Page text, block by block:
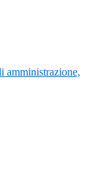
amministrazione,